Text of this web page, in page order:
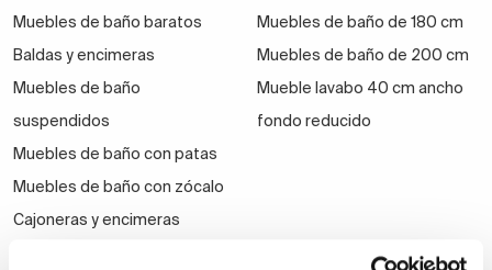
Muebles de baño baratos
Baldas y encimeras
Muebles de baño
suspendidos
Muebles de baño con patas
Muebles de baño con zócalo
Cajoneras y encimeras
Muebles de baño de 180 cm
Muebles de baño de 200 cm
Mueble lavabo 40 cm ancho
fondo reducido